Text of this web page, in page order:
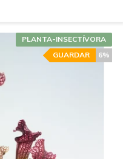
PLANTA-INSECTÍVORA
6%
GUARDAR